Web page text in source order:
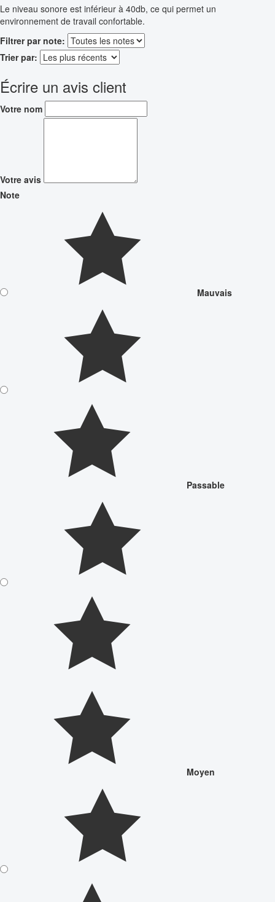
Le niveau sonore est inférieur à 40db, ce qui permet un
environnement de travail confortable.
Filtrer par note:
Trier par:
Écrire un avis client
Votre nom
Votre avis
Note
Mauvais
Passable
Moyen